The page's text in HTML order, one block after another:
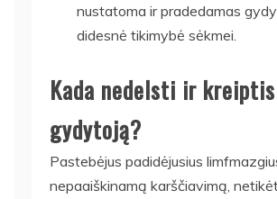
nustatoma ir pradedamas
didesnė tikimybė sėkmei.
Kada nedelsti ir
gydytoją?
Pastebėjus padidėjusius
nepaaiškinamą karščiavimą,